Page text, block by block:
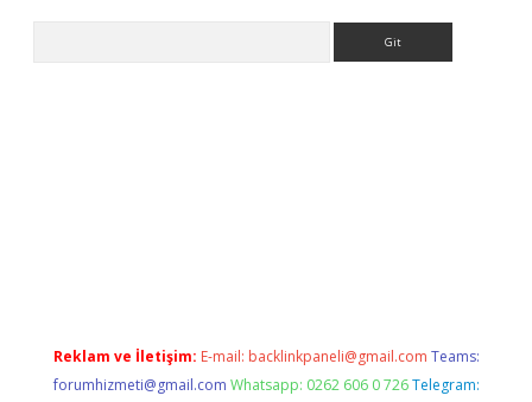
Reklam ve İletişim: E-mail: backlinkpaneli@gmail.com Teams:
forumhizmeti@gmail.com Whatsapp: 0262 606 0 726 Telegram: